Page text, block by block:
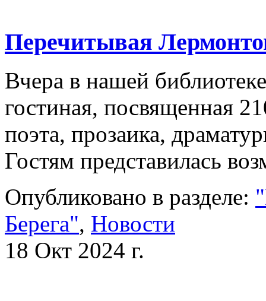
Перечитывая
Вчера в нашей
гостиная, посвященная
поэта, прозаика,
Гостям представилась
Опубликовано в разделе:
Берега", Новости
18 Окт 2024 г.